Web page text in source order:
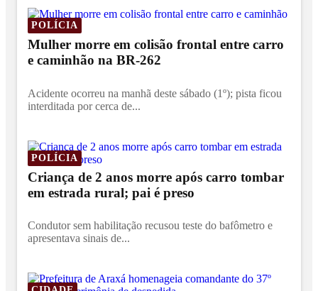
POLÍCIA
Mulher morre em colisão frontal entre carro
e caminhão na BR-262
Acidente ocorreu na manhã deste sábado (1º); pista ficou
interditada por cerca de...
POLÍCIA
Criança de 2 anos morre após carro tombar
em estrada rural; pai é preso
Condutor sem habilitação recusou teste do bafômetro e
apresentava sinais de...